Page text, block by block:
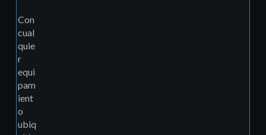
Con
cual
quie
r
equi
pam
ient
o
ubiq